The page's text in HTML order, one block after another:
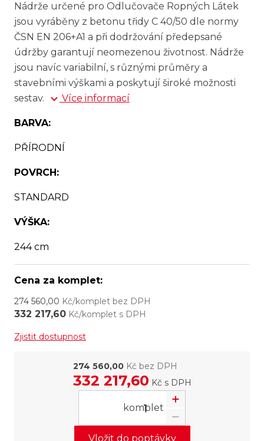
Nádrže určené pro Odlučovače Ropných Látek
jsou vyráběny z betonu třidy C 40/50 dle normy
ČSN EN 206+A1 a při dodržování předepsané
údržby garantují neomezenou životnost. Nádrže
jsou navíc variabilní, s různými průměry a
stavebními výškami a poskytují široké možnosti
sestav.
Více informací
BARVA:
PŘÍRODNÍ
POVRCH:
STANDARD
VÝŠKA:
244 cm
Cena za komplet:
274 560,00 Kč/komplet bez DPH
332 217,60 Kč/komplet s DPH
Zjistit dostupnost
274 560,00Kč bez DPH
332 217,60 Kč s DPH
komplet
Vložit do poptávky